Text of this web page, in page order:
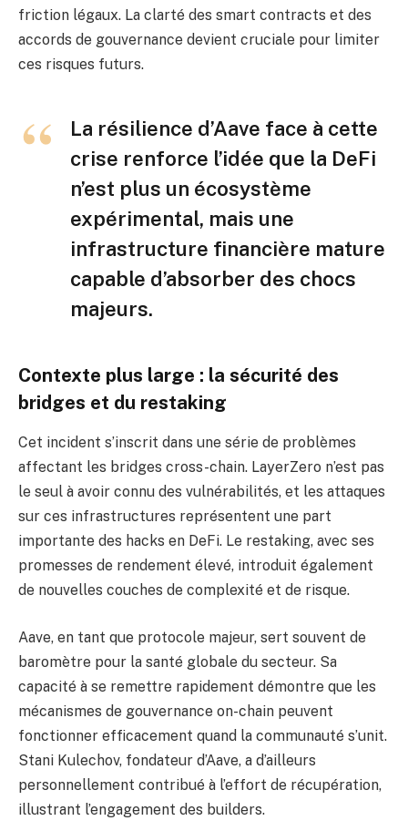
friction légaux. La clarté des smart contracts et des
accords de gouvernance devient cruciale pour limiter
ces risques futurs.
La résilience d’Aave face à cette
crise renforce l’idée que la DeFi
n’est plus un écosystème
expérimental, mais une
infrastructure financière mature
capable d’absorber des chocs
majeurs.
Contexte plus large : la sécurité des
bridges et du restaking
Cet incident s’inscrit dans une série de problèmes
affectant les bridges cross-chain. LayerZero n’est pas
le seul à avoir connu des vulnérabilités, et les attaques
sur ces infrastructures représentent une part
importante des hacks en DeFi. Le restaking, avec ses
promesses de rendement élevé, introduit également
de nouvelles couches de complexité et de risque.
Aave, en tant que protocole majeur, sert souvent de
baromètre pour la santé globale du secteur. Sa
capacité à se remettre rapidement démontre que les
mécanismes de gouvernance on-chain peuvent
fonctionner efficacement quand la communauté s’unit.
Stani Kulechov, fondateur d’Aave, a d’ailleurs
personnellement contribué à l’effort de récupération,
illustrant l’engagement des builders.